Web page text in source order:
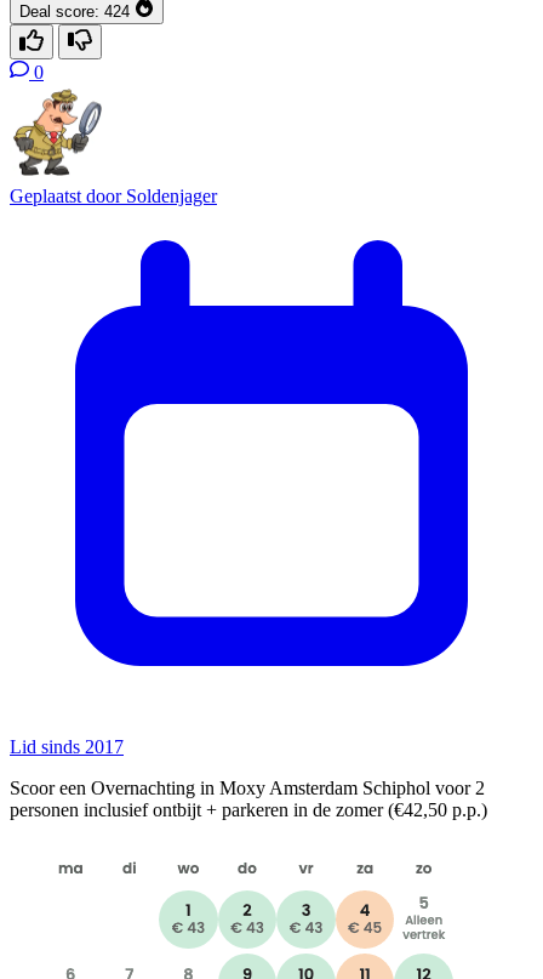
Deal score: 424
0
Geplaatst door Soldenjager
Lid sinds 2017
Scoor een Overnachting in Moxy Amsterdam Schiphol voor 2
personen inclusief ontbijt + parkeren in de zomer (€42,50 p.p.)